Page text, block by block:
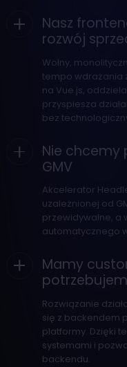
Nasz
rozwój
Wolny,
tempo wdrażania
na Vue.js,
przyspiesza
bez
Nie chcemy
GMV
Akcelerator
uzależnionej od
przewidywalne, a
automatycznego
Mamy
Rozwiązanie
się z backendem
platformy. Dzięki
systemami i
backendu.